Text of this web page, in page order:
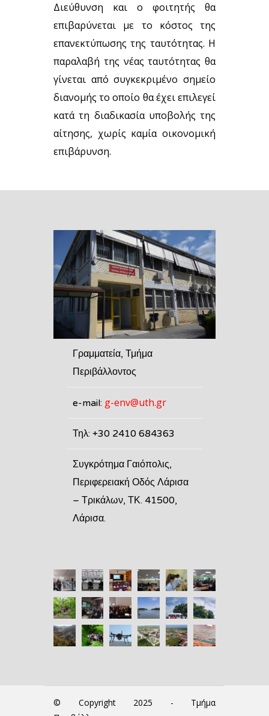
Διεύθυνση και ο φοιτητής θα
επιβαρύνεται με το κόστος της
επανεκτύπωσης της ταυτότητας. Η
παραλαβή της νέας ταυτότητας θα
γίνεται από συγκεκριμένο σημείο
διανομής το οποίο θα έχει επιλεγεί
κατά τη διαδικασία υποβολής της
αίτησης, χωρίς καμία οικονομική
επιβάρυνση.
Γραμματεία, Τμήμα
Περιβάλλοντος
e-mail: g-env@uth.gr
Τηλ: +30 2410 684363
Συγκρότημα Γαιόπολις,
Περιφερειακή Οδός Λάρισα
– Τρικάλων, ΤΚ. 41500,
Λάρισα.
© Copyright 2025 - Τμήμα